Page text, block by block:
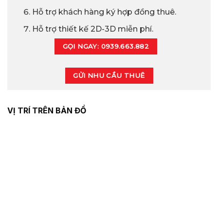
Hỗ trợ khách hàng ký hợp đồng thuê.
Hỗ trợ thiết kế 2D-3D miễn phí.
GỌI NGAY: 0939.663.882
GỬI NHU CẦU THUÊ
VỊ TRÍ TRÊN BẢN ĐỒ